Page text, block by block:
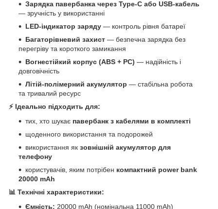
Зарядка павербанка через Type-C або USB-кабель
— зручність у використанні
LED-індикатор заряду — контроль рівня батареї
Багаторівневий захист — безпечна зарядка без
перегріву та короткого замикання
Вогнестійкий корпус (ABS + PC) — надійність і
довговічність
Літій-полімерний акумулятор — стабільна робота
та тривалий ресурс
⚡ Ідеально підходить для:
тих, хто шукає павербанк з кабелями в комплекті
щоденного використання та подорожей
використання як зовнішній акумулятор для
телефону
користувачів, яким потрібен компактний power bank
20000 mAh
📊 Технічні характеристики:
Ємність: 20000 mAh (номінальна 11000 mAh)